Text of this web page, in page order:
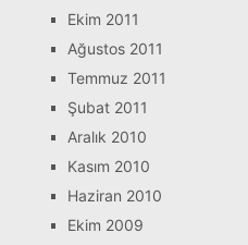
Ekim 2011
Ağustos 2011
Temmuz 2011
Şubat 2011
Aralık 2010
Kasım 2010
Haziran 2010
Ekim 2009